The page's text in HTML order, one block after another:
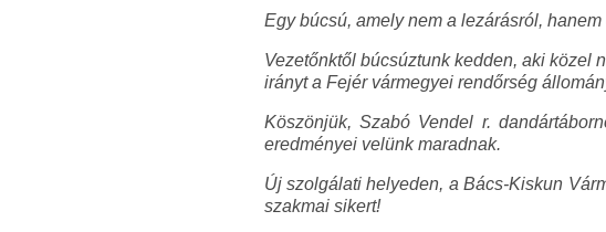
Egy búcsú, amely nem a lezárásról,
Vezetőnktől búcsúztunk kedden, aki közel
irányt a Fejér vármegyei rendőrség
Köszönjük, Szabó Vendel r.
eredményei velünk maradnak.
Új szolgálati helyeden, a Bács-Kiskun
szakmai sikert!